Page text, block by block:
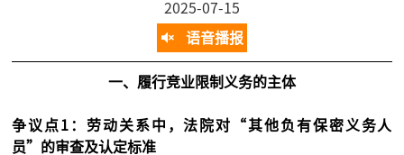
2025-07-15
语音播报
一、履行竞业限制义务的主体
争议点1：劳动关系中，法院对“其他负有保密义务人
员”的审查及认定标准